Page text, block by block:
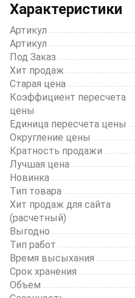
5
Характеристики
Артикул
Артикул
Под Заказ
Хит продаж
Старая цена
Коэффициент пересчета
цены
Единица пересчета цены
Округление цены
Кратность продажи
Лучшая цена
Новинка
Тип товара
Хит продаж для сайта
(расчетный)
Выгодно
Тип работ
Время высыхания
Срок хранения
Объем